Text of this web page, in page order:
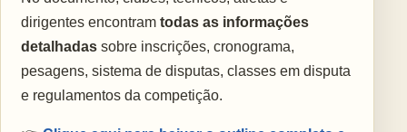
dirigentes encontram todas as informações
detalhadas sobre inscrições, cronograma,
pesagens, sistema de disputas, classes em disputa
e regulamentos da competição.